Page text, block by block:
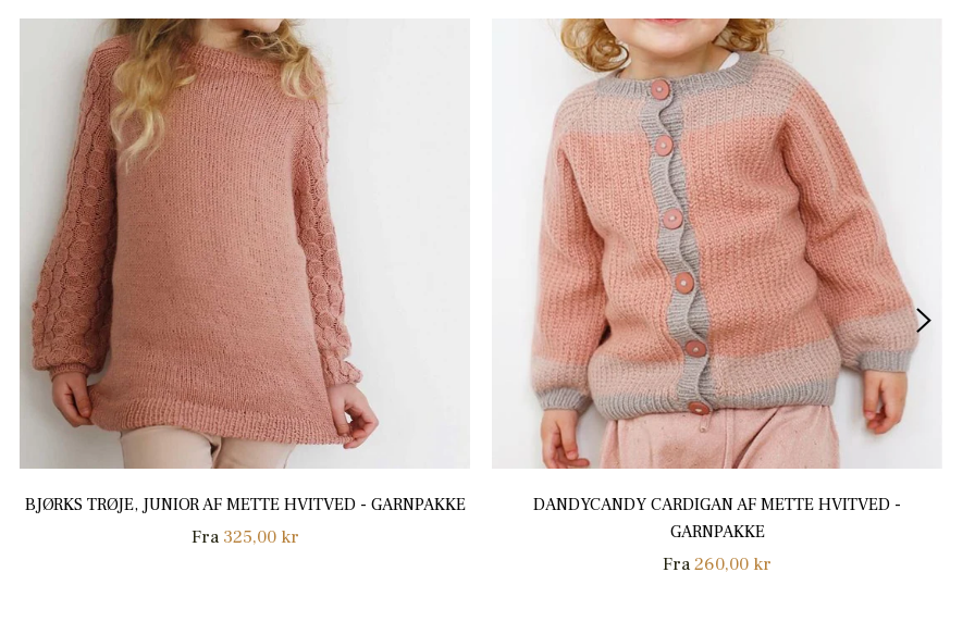
BJØRKS TRØJE, JUNIOR AF METTE HVITVED - GARNPAKKE
Fra 325,00 kr
DANDYCANDY CARDIGAN AF METTE HVITVED -
GARNPAKKE
Fra260,00 kr